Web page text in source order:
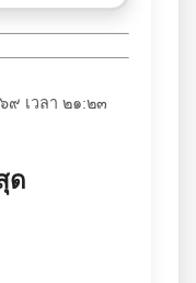
๙ เวลา ๒๑:๒๓
ด